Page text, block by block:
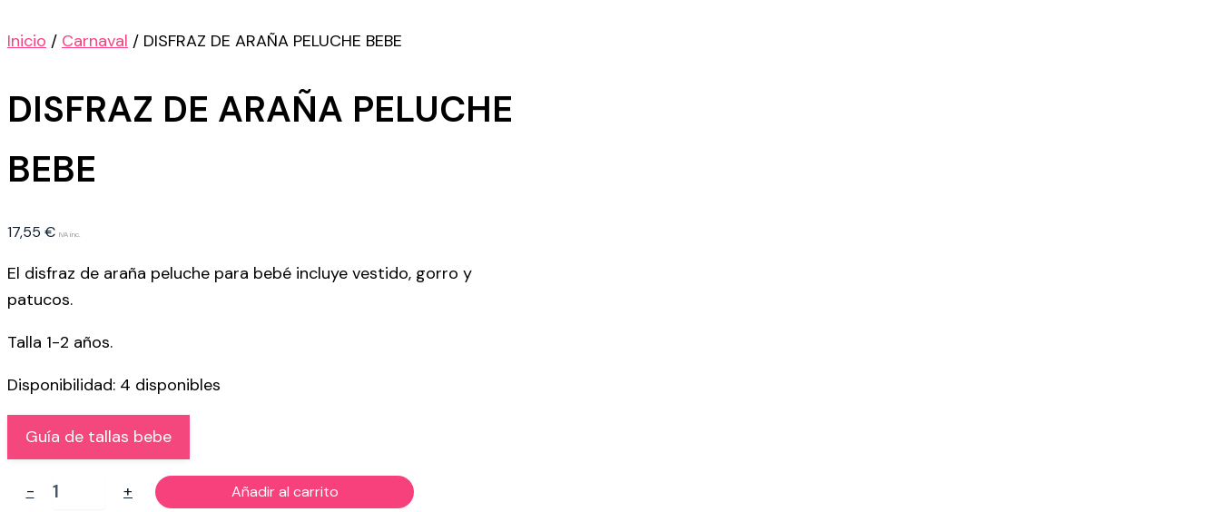
Inicio / Carnaval / DISFRAZ DE ARAÑA PELUCHE BEBE
DISFRAZ DE ARAÑA PELUCHE
BEBE
17,55 € IVA inc.
El disfraz de araña peluche para bebé incluye vestido, gorro y
patucos.
Talla 1-2 años.
Disponibilidad: 4 disponibles
Guía de tallas bebe
-
DISFRAZ
+ Añadir al carrito